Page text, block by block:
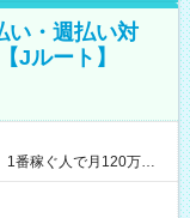
い・週払い対
Jルート】
番稼ぐ人で月120万ほ